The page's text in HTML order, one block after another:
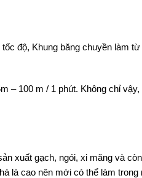
độ, Khung băng chuyền làm từ
– 100 m / 1 phút. Không chỉ vậy,
xuất gạch, ngói, xi măng và
là cao nên mới có thể làm trong